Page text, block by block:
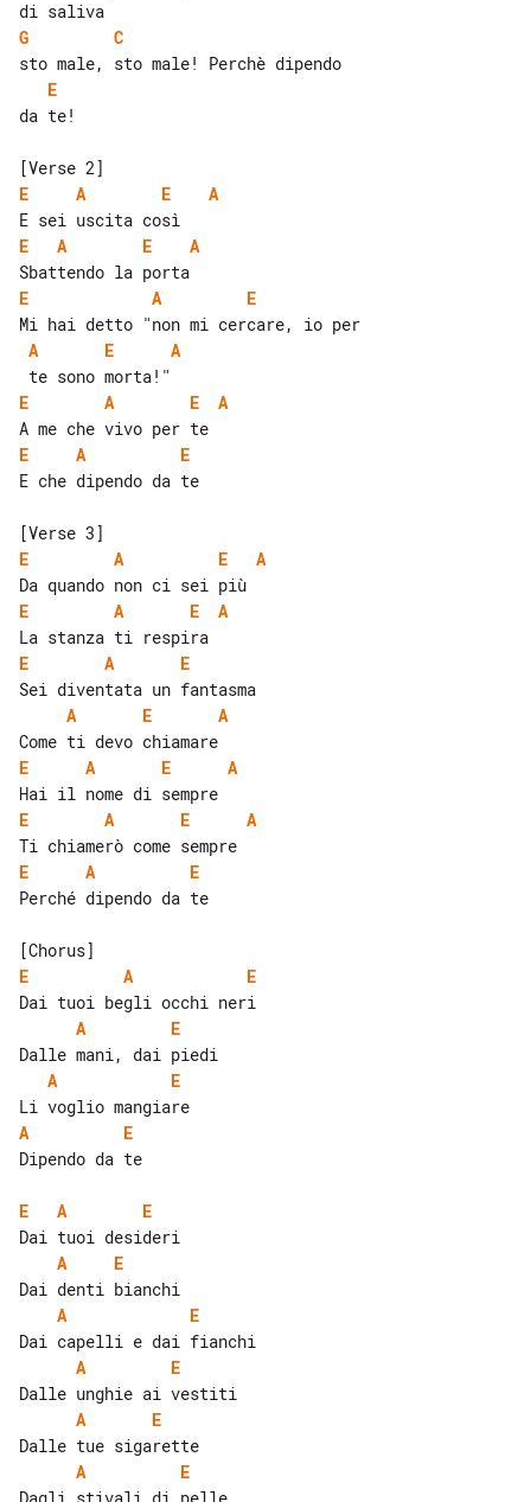
G
C
E
da te!
E
A E
A
E
A E
A
E
A
E
A
E
A
E
A E
A
E
A
E
E che dipendo da te
E
A E
A
E
A E
A
E
A
E
A
E
A
E
A E
A
E
A E
A
E
A
E
Perché dipendo da te
E
A
E
A
E
A
E
A
E
Dipendo da te
E A
E
A
E
A
E
A
E
A
E
A
E